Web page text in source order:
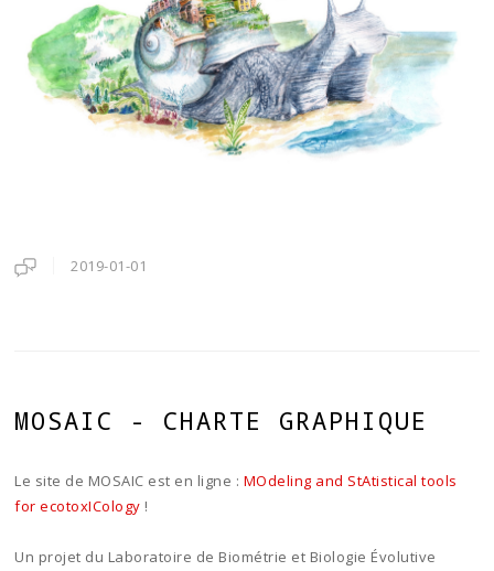
2019-01-01
MOSAIC - CHARTE GRAPHIQUE
Le site de MOSAIC est en ligne : MOdeling and StAtistical tools
for ecotoxICology !
Un projet du Laboratoire de Biométrie et Biologie Évolutive